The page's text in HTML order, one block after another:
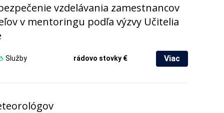
vzdelávania zamestnancov
v mentoringu podľa výzvy Učitelia
Služby rádovo stovky € Viac